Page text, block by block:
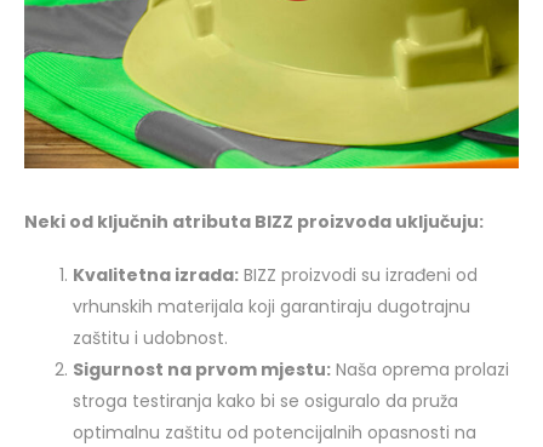
Neki od ključnih atributa BIZZ proizvoda uključuju:
Kvalitetna izrada: BIZZ proizvodi su izrađeni od
vrhunskih materijala koji garantiraju dugotrajnu
zaštitu i udobnost.
Sigurnost na prvom mjestu: Naša oprema prolazi
stroga testiranja kako bi se osiguralo da pruža
optimalnu zaštitu od potencijalnih opasnosti na